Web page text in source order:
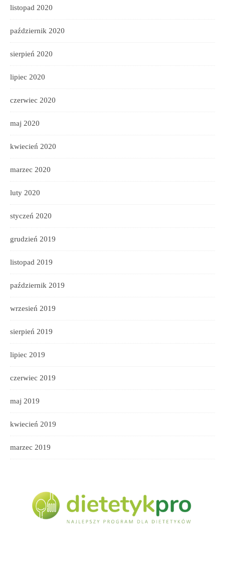
listopad 2020
październik 2020
sierpień 2020
lipiec 2020
czerwiec 2020
maj 2020
kwiecień 2020
marzec 2020
luty 2020
styczeń 2020
grudzień 2019
listopad 2019
październik 2019
wrzesień 2019
sierpień 2019
lipiec 2019
czerwiec 2019
maj 2019
kwiecień 2019
marzec 2019